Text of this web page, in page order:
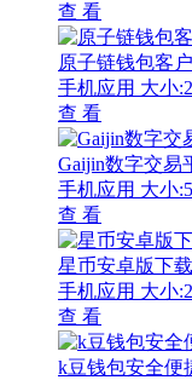
查 看
原子链钱包客
手机应用 大小
查 看
Gaijin数字交易
手机应用 大小
查 看
星币安卓版下
手机应用 大小
查 看
k豆钱包安全便